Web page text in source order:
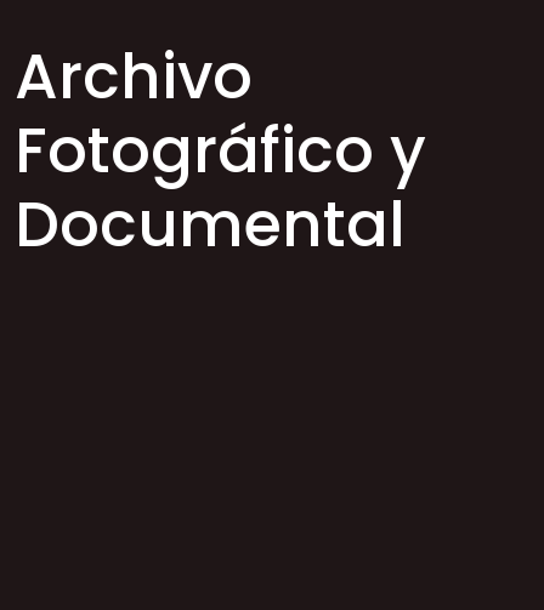
Archivo
Fotográfico y
Documental